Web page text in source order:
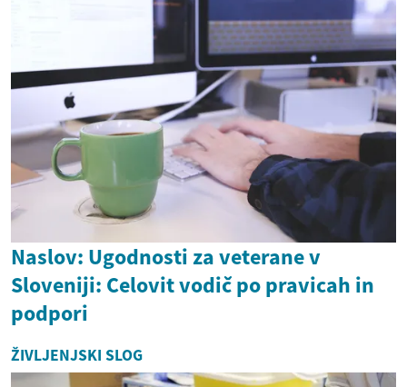
Naslov: Ugodnosti za veterane v
Sloveniji: Celovit vodič po pravicah in
podpori
ŽIVLJENJSKI SLOG